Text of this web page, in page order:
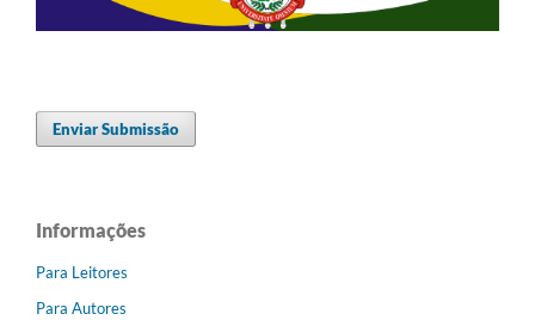
Enviar Submissão
Informações
Para Leitores
Para Autores